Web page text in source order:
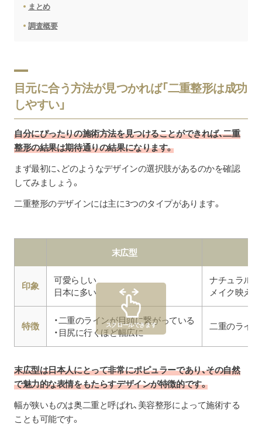
まとめ
調査概要
目元に合う方法が見つかれば「二重整形は成功
しやすい」
自分にぴったりの施術方法を見つけることができれば、二重
整形の結果は期待通りの結果になります。
まず最初に、どのようなデザインの選択肢があるのかを確認
してみましょう。
二重整形のデザインには主に3つのタイプがあります。
末広型
印象
可愛らしい
日本に多い
ナチュラル
メイク映え
特徴
・二重のラインが目頭に繋がっている
・目尻に行くほど幅広に
二重のライ
スクロールできます
末広型は日本人にとって非常にポピュラーであり、その自然
で魅力的な表情をもたらすデザインが特徴的です。
幅が狭いものは奥二重と呼ばれ、美容整形によって施術する
ことも可能です。